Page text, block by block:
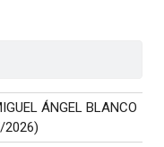
ÁNGEL BLANCO
2026)